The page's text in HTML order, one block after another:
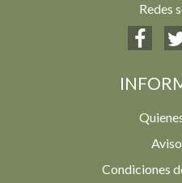
Redes
Condiciones